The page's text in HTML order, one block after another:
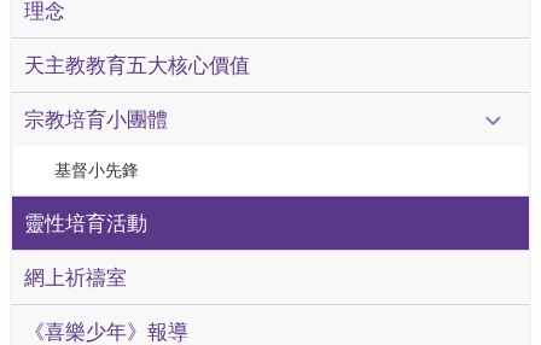
理念
天主教教育五大核心價值
宗教培育小團體
基督小先鋒
靈性培育活動
網上祈禱室
《喜樂少年》報導